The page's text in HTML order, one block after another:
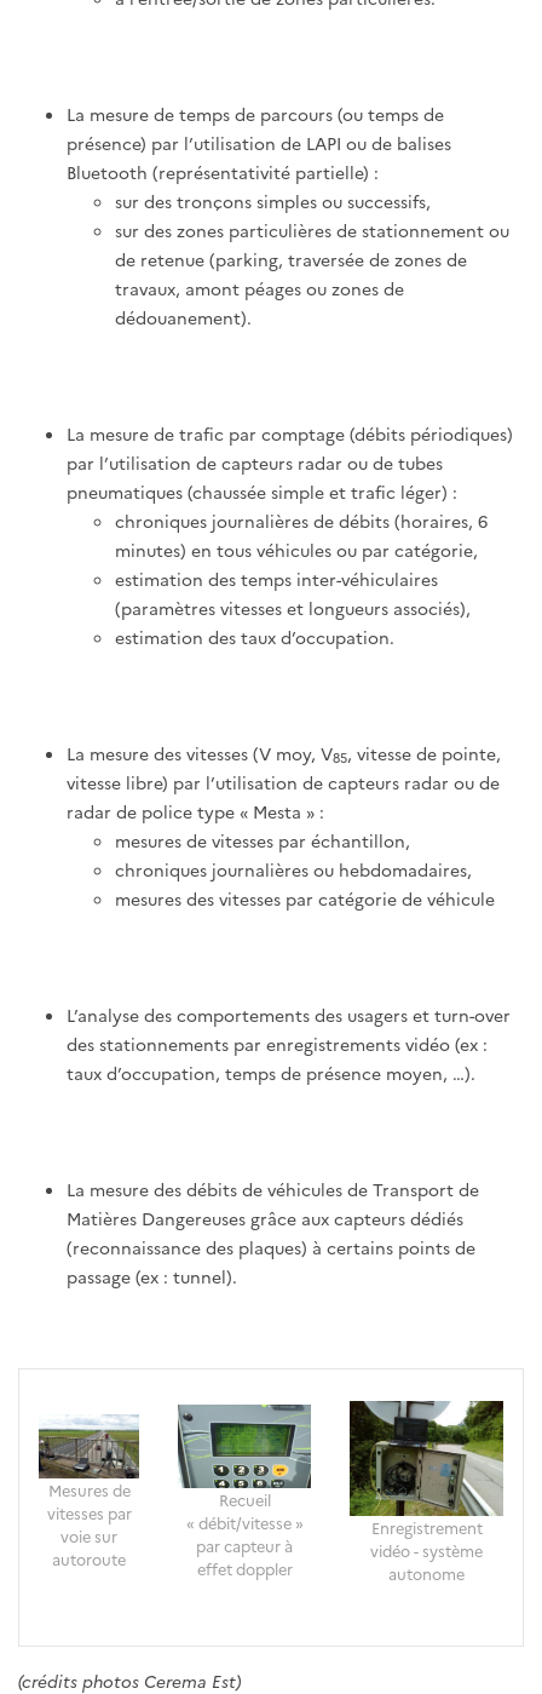
La mesure de temps de parcours (ou temps de
présence) par l’utilisation de LAPI ou de balises
Bluetooth (représentativité partielle) :
sur des tronçons simples ou successifs,
sur des zones particulières de stationnement ou
de retenue (parking, traversée de zones de
travaux, amont péages ou zones de
dédouanement).
La mesure de trafic par comptage (débits périodiques)
par l’utilisation de capteurs radar ou de tubes
pneumatiques (chaussée simple et trafic léger) :
chroniques journalières de débits (horaires, 6
minutes) en tous véhicules ou par catégorie,
estimation des temps inter-véhiculaires
(paramètres vitesses et longueurs associés),
estimation des taux d’occupation.
La mesure des vitesses (V moy, V85, vitesse de pointe,
vitesse libre) par l’utilisation de capteurs radar ou de
radar de police type « Mesta » :
mesures de vitesses par échantillon,
chroniques journalières ou hebdomadaires,
mesures des vitesses par catégorie de véhicule
L’analyse des comportements des usagers et turn-over
des stationnements par enregistrements vidéo (ex :
taux d’occupation, temps de présence moyen, …).
La mesure des débits de véhicules de Transport de
Matières Dangereuses grâce aux capteurs dédiés
(reconnaissance des plaques) à certains points de
passage (ex : tunnel).
Mesures de
vitesses par
voie sur
autoroute
Recueil
« débit/vitesse »
par capteur à
effet doppler
Enregistrement
vidéo - système
autonome
(crédits photos Cerema Est)